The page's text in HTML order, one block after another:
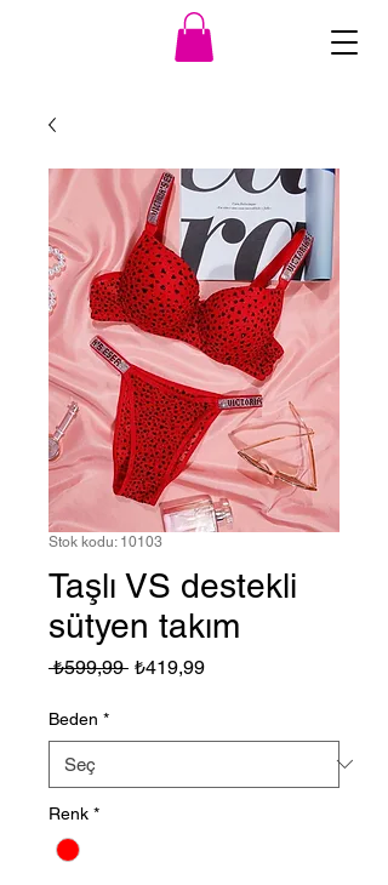
Stok kodu: 10103
Taşlı VS destekli
sütyen takım
₺599,99 Normal
₺419,99İndirimli
Beden *
Renk *